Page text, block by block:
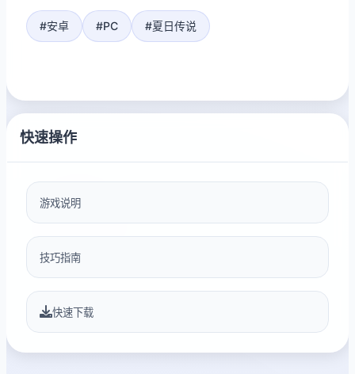
#安卓 #PC #夏日传说
快速操作
游戏说明
技巧指南
快速下载